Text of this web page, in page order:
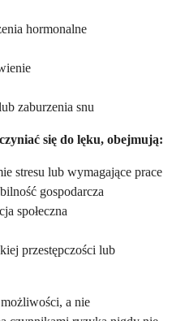
hormonalne
zaburzenia snu
się do lęku, obejmują:
stresu lub wymagające prace
gospodarcza
społeczna
przestępczości lub
a nie